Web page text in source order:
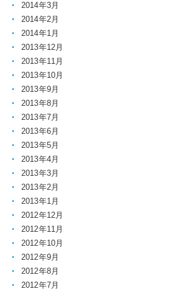
2014年3月
2014年2月
2014年1月
2013年12月
2013年11月
2013年10月
2013年9月
2013年8月
2013年7月
2013年6月
2013年5月
2013年4月
2013年3月
2013年2月
2013年1月
2012年12月
2012年11月
2012年10月
2012年9月
2012年8月
2012年7月